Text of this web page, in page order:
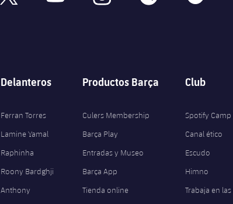
Delanteros
Ferran Torres
Lamine Yamal
Raphinha
Roony Bardghji
Anthony
Productos Barça
Culers Membership
Barça Play
Entradas y Museo
Barça App
Tienda online
Club
Spotify Camp
Canal ético
Escudo
Himno
Trabaja en las